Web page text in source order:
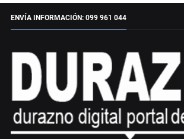
ENVÍA INFORMACIÓN: 099 961 044